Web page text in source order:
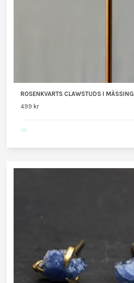
ROSENKVARTS CLAWSTUDS I MÄSSING
499 kr